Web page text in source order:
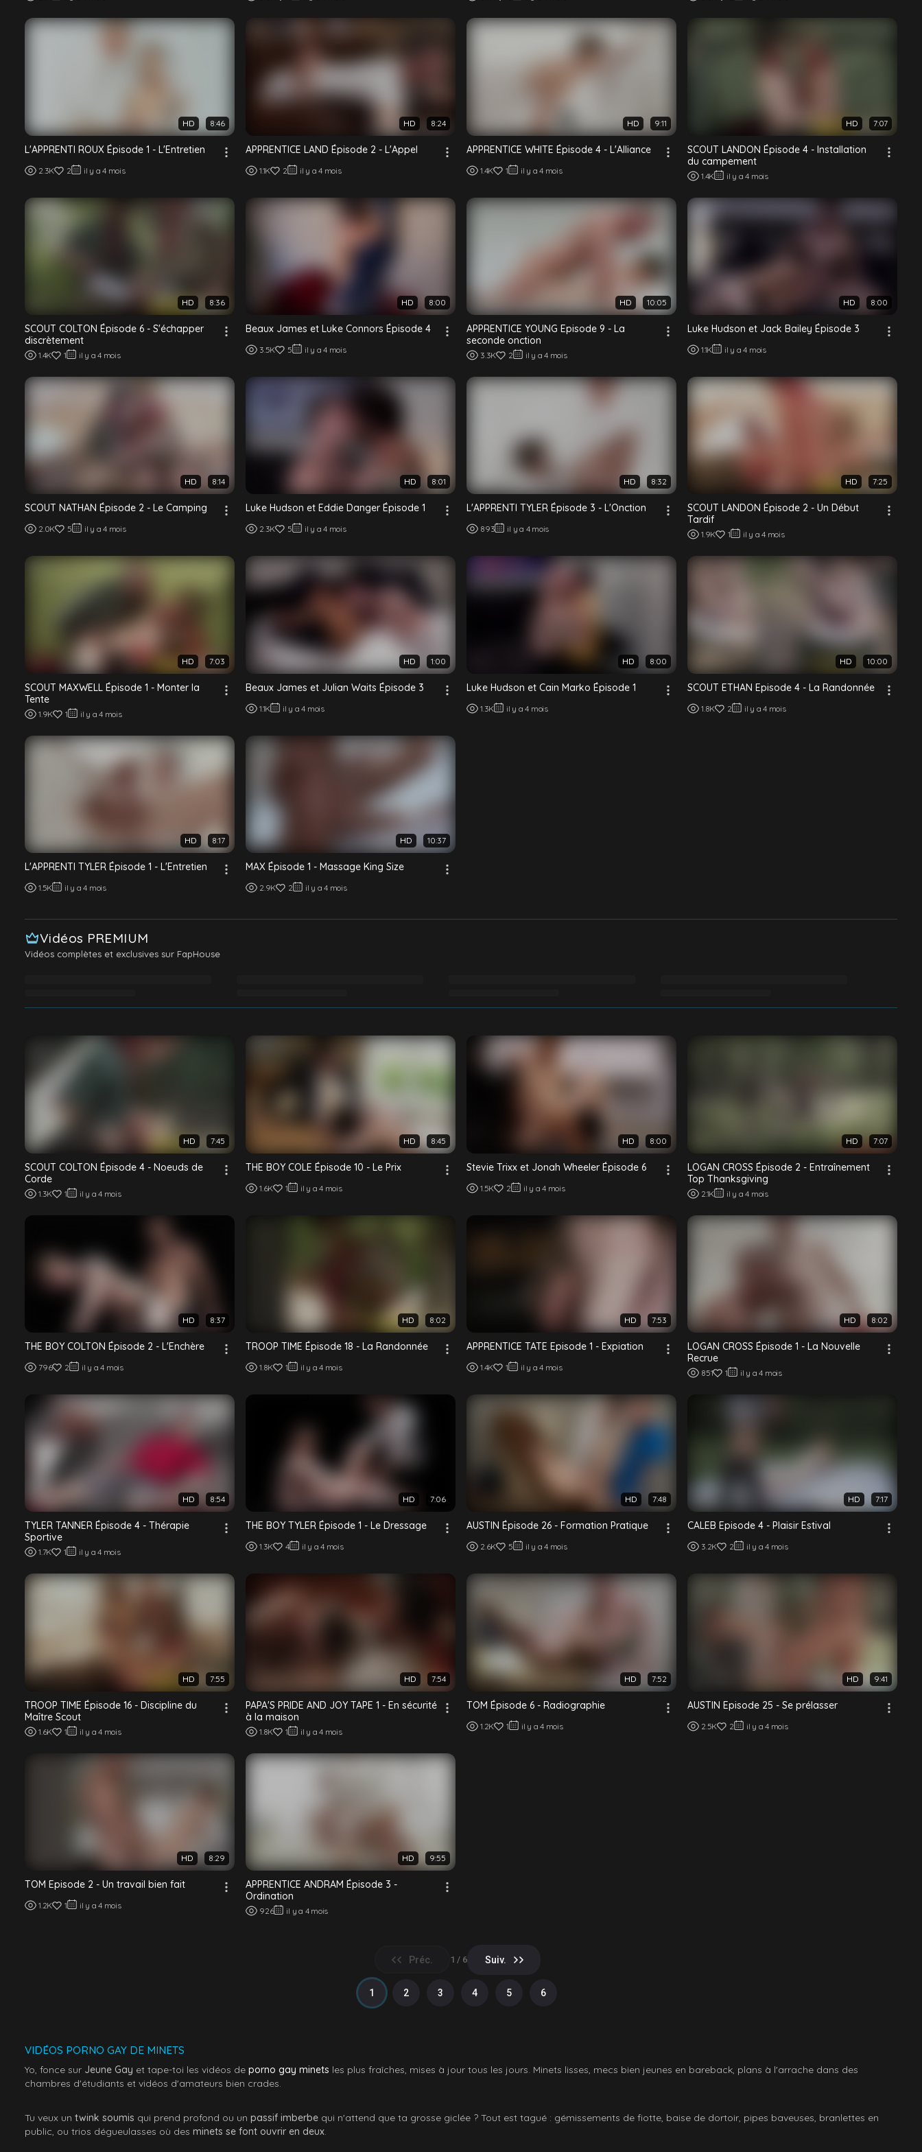
HD 8:46
L'APPRENTI ROUX Épisode 1 - L'Entretien
2.3K 2 il y a 4 mois
HD 8:24
APPRENTICE LAND Épisode 2 - L'Appel
1.1K 2 il y a 4 mois
HD 9:11
APPRENTICE WHITE Épisode 4 - L'Alliance
1.4K 1 il y a 4 mois
HD 7:07
SCOUT LANDON Épisode 4 - Installation
du campement
1.4K il y a 4 mois
HD 8:36
SCOUT COLTON Épisode 6 - S'échapper
discrètement
1.4K 1 il y a 4 mois
HD 8:00
Beaux James et Luke Connors Épisode 4
3.5K 5 il y a 4 mois
HD 10:05
APPRENTICE YOUNG Episode 9 - La
seconde onction
3.3K 2 il y a 4 mois
HD 8:00
Luke Hudson et Jack Bailey Épisode 3
1.1K il y a 4 mois
HD 8:14
SCOUT NATHAN Épisode 2 - Le Camping
2.0K 5 il y a 4 mois
HD 8:01
Luke Hudson et Eddie Danger Épisode 1
2.3K 5 il y a 4 mois
HD 8:32
L'APPRENTI TYLER Épisode 3 - L'Onction
893 il y a 4 mois
HD 7:25
SCOUT LANDON Épisode 2 - Un Début
Tardif
1.9K 1 il y a 4 mois
HD 7:03
SCOUT MAXWELL Épisode 1 - Monter la
Tente
1.9K 1 il y a 4 mois
HD 1:00
Beaux James et Julian Waits Épisode 3
1.1K il y a 4 mois
HD 8:00
Luke Hudson et Cain Marko Épisode 1
1.3K il y a 4 mois
HD 10:00
SCOUT ETHAN Episode 4 - La Randonnée
1.8K 2 il y a 4 mois
HD 8:17
L'APPRENTI TYLER Épisode 1 - L'Entretien
1.5K il y a 4 mois
HD 10:37
MAX Épisode 1 - Massage King Size
2.9K 2 il y a 4 mois
Vidéos PREMIUM
Vidéos complètes et exclusives sur FapHouse
HD 7:45
SCOUT COLTON Épisode 4 - Noeuds de
Corde
1.3K 1 il y a 4 mois
HD 8:45
THE BOY COLE Épisode 10 - Le Prix
1.6K 1 il y a 4 mois
HD 8:00
Stevie Trixx et Jonah Wheeler Épisode 6
1.5K 2 il y a 4 mois
HD 7:07
LOGAN CROSS Épisode 2 - Entraînement
Top Thanksgiving
2.1K il y a 4 mois
HD 8:37
THE BOY COLTON Épisode 2 - L'Enchère
796 2 il y a 4 mois
HD 8:02
TROOP TIME Épisode 18 - La Randonnée
1.8K 1 il y a 4 mois
HD 7:53
APPRENTICE TATE Episode 1 - Expiation
1.4K 1 il y a 4 mois
HD 8:02
LOGAN CROSS Épisode 1 - La Nouvelle
Recrue
851 1 il y a 4 mois
HD 8:54
TYLER TANNER Épisode 4 - Thérapie
Sportive
1.7K 1 il y a 4 mois
HD 7:06
THE BOY TYLER Épisode 1 - Le Dressage
1.3K 4 il y a 4 mois
HD 7:48
AUSTIN Épisode 26 - Formation Pratique
2.6K 5 il y a 4 mois
HD 7:17
CALEB Episode 4 - Plaisir Estival
3.2K 2 il y a 4 mois
HD 7:55
TROOP TIME Épisode 16 - Discipline du
Maître Scout
1.6K 1 il y a 4 mois
HD 7:54
PAPA'S PRIDE AND JOY TAPE 1 - En sécurité
à la maison
1.8K 1 il y a 4 mois
HD 7:52
TOM Épisode 6 - Radiographie
1.2K 1 il y a 4 mois
HD 9:41
AUSTIN Episode 25 - Se prélasser
2.5K 2 il y a 4 mois
HD 8:29
TOM Episode 2 - Un travail bien fait
1.2K 1 il y a 4 mois
HD 9:55
APPRENTICE ANDRAM Épisode 3 -
Ordination
926 il y a 4 mois
Préc. 1 / 6 Suiv.
1 2 3 4 5 6
VIDÉOS PORNO GAY DE MINETS
Yo, fonce sur Jeune Gay et tape-toi les vidéos de porno gay minets les plus fraîches, mises à jour tous les jours. Minets lisses, mecs bien jeunes en bareback, plans à l'arrache dans des
chambres d'étudiants et vidéos d'amateurs bien crades.
Tu veux un twink soumis qui prend profond ou un passif imberbe qui n'attend que ta grosse giclée ? Tout est tagué : gémissements de fiotte, baise de dortoir, pipes baveuses, branlettes en
public, ou trios dégueulasses où des minets se font ouvrir en deux.